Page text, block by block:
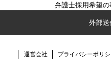
No-Limit(ノーリミット)とは
弁護士転職ノウハウ
運営会社 プライバシーポリ
外部送
弁護士採用希望